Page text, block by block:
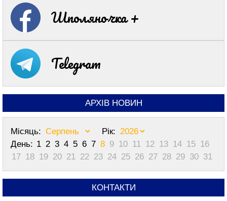
Шполяночка +
Telegram
АРХІВ НОВИН
Місяць:
Рік:
День: 1 2 3 4 5 6 7 8 9 10 11 12 13 14 15 16
17 18 19 20 21 22 23 24 25 26 27 28 29 30 31
КОНТАКТИ